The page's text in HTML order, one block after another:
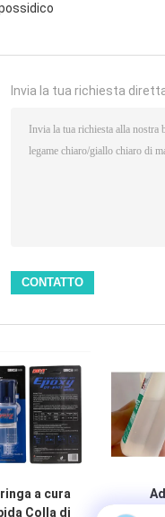
Invia la tua richiesta
a cura
Colla di